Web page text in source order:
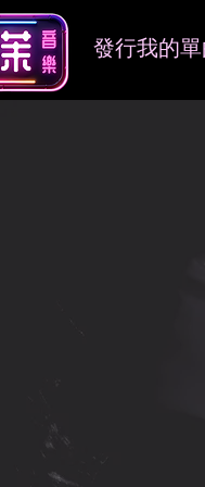
發行我的單